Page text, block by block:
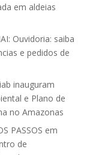
em aldeias
Ouvidoria: saiba
e pedidos de
inauguram
e Plano de
no Amazonas
PASSOS em
de